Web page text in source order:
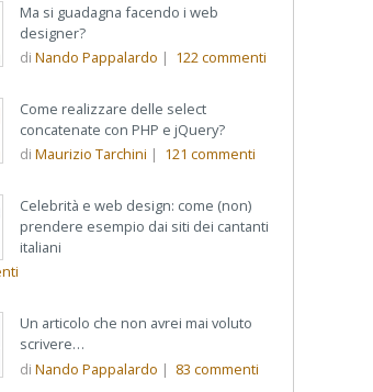
Ma si guadagna facendo i web
designer?
di Nando Pappalardo | 122commenti
Come realizzare delle select
concatenate con PHP e jQuery?
di Maurizio Tarchini | 121 commenti
Celebrità e web design: come (non)
prendere esempio dai siti dei cantanti
italiani
Un articolo che non avrei mai voluto
scrivere…
di Nando Pappalardo | 83 commenti